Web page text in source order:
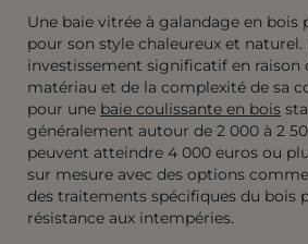
Une baie vitrée à galandage en bois
pour son style chaleureux et
investissement significatif en raison
matériau et de la complexité de sa
pour une baie coulissante en bois
généralement autour de 2 000 à 2
peuvent atteindre 4 000 euros ou
sur mesure avec des options
des traitements spécifiques du bois
résistance aux intempéries.